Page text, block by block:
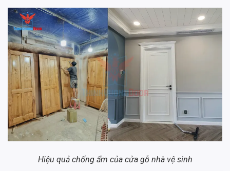
Hiệu quả chống ẩm của cửa gỗ nhà vệ sinh